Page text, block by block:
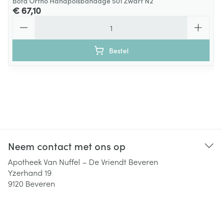
€ 67,10
Bestel
Neem contact met ons op
Apotheek Van Nuffel – De Vriendt Beveren
Yzerhand 19
9120 Beveren